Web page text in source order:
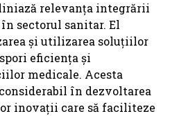
relevanța integrării
sectorul sanitar. El
și utilizarea soluțiilor
eficiența și
medicale. Acesta
în dezvoltarea
inovații care să faciliteze